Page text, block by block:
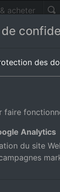
acheter
des
faire
Analytics
du site